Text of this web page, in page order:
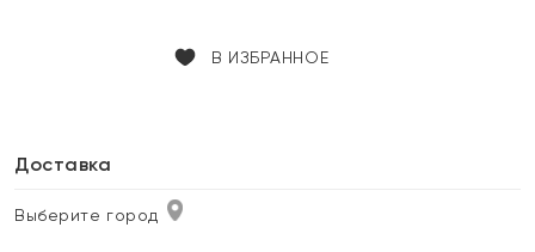
В ИЗБРАННОЕ
Доставка
Выберите город